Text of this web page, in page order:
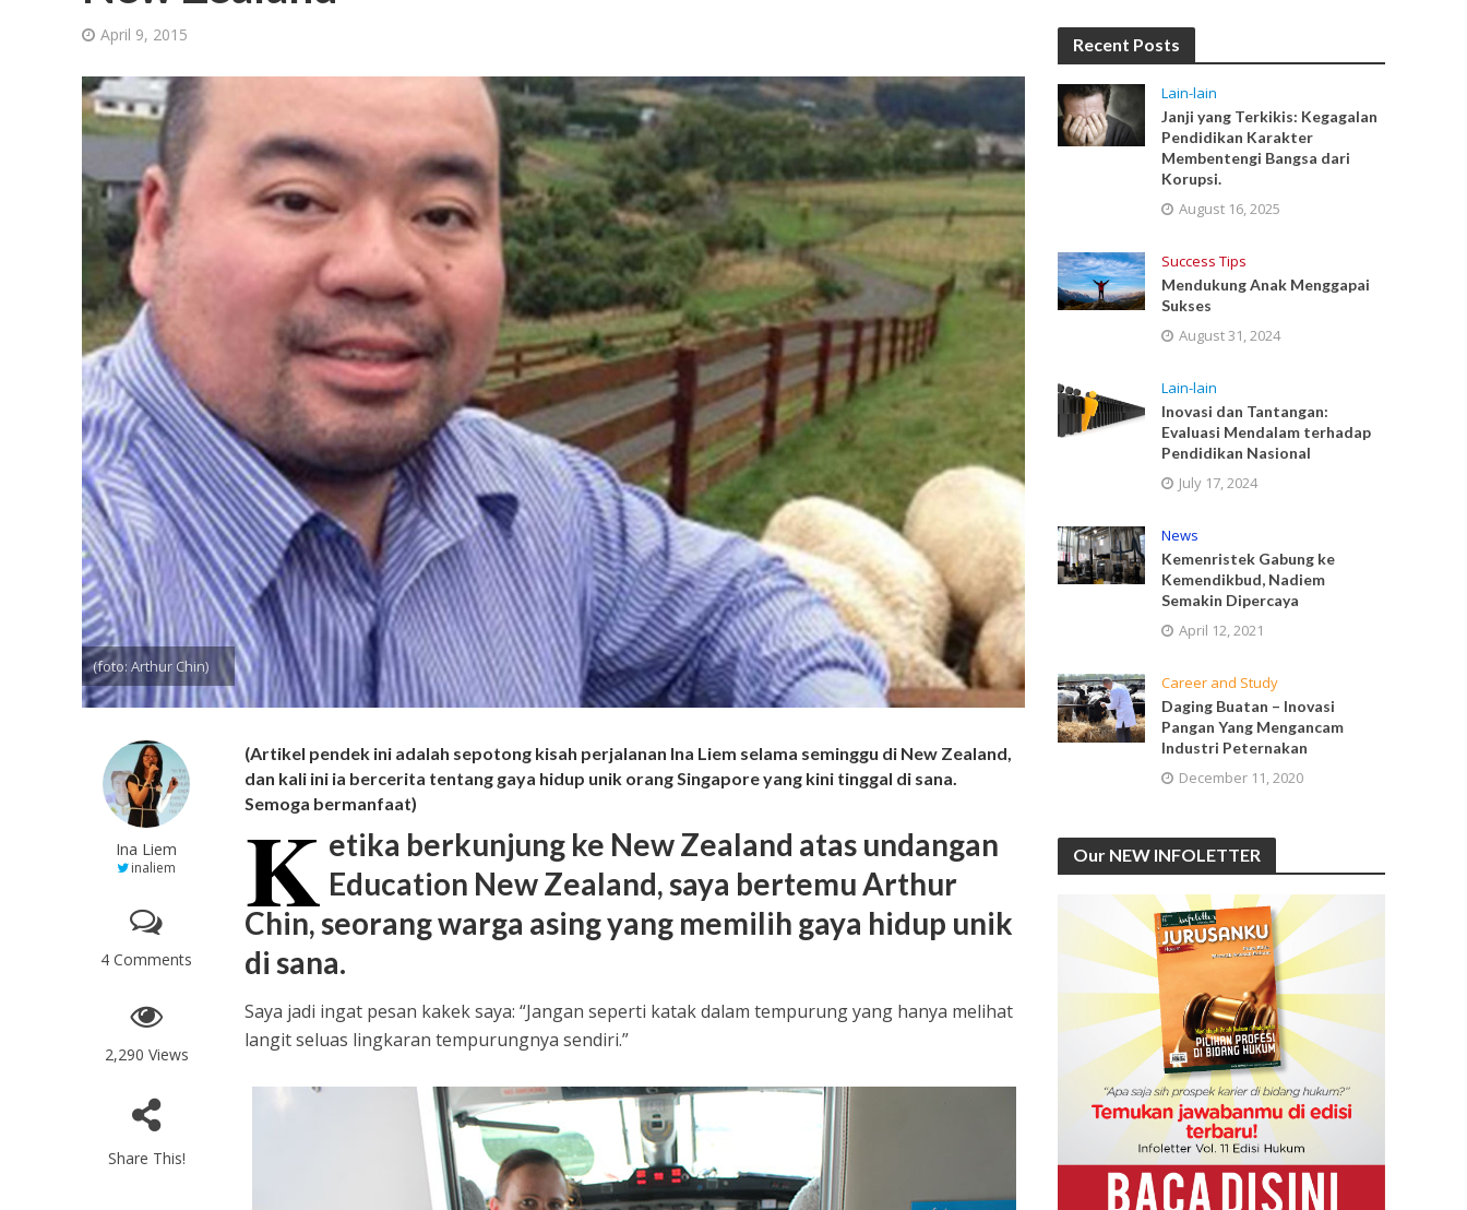
April 9, 2015
(foto: Arthur Chin)
Ina Liem
inaliem
4 Comments
2,290 Views
Share This!
(Artikel pendek ini adalah sepotong kisah perjalanan Ina Liem selama seminggu di New Zealand,
dan kali ini ia bercerita tentang gaya hidup unik orang Singapore yang kini tinggal di sana.
Semoga bermanfaat)
K etika berkunjung ke New Zealand atas undangan
Education New Zealand, saya bertemu Arthur
Chin, seorang warga asing yang memilih gaya hidup unik
di sana.
Saya jadi ingat pesan kakek saya: “Jangan seperti katak dalam tempurung yang hanya melihat
langit seluas lingkaran tempurungnya sendiri.”
Recent Posts
Lain-lain
Janji yang Terkikis: Kegagalan
Pendidikan Karakter
Membentengi Bangsa dari
Korupsi.
August 16, 2025
Success Tips
Mendukung Anak Menggapai
Sukses
August 31, 2024
Lain-lain
Inovasi dan Tantangan:
Evaluasi Mendalam terhadap
Pendidikan Nasional
July 17, 2024
News
Kemenristek Gabung ke
Kemendikbud, Nadiem
Semakin Dipercaya
April 12, 2021
Career and Study
Daging Buatan – Inovasi
Pangan Yang Mengancam
Industri Peternakan
December 11, 2020
Our NEW INFOLETTER